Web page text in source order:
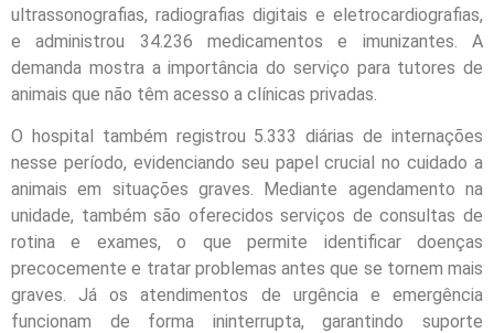
ultrassonografias, radiografias digitais e eletrocardiografias,
e administrou 34.236 medicamentos e imunizantes. A
demanda mostra a importância do serviço para tutores de
animais que não têm acesso a clínicas privadas.
O hospital também registrou 5.333 diárias de internações
nesse período, evidenciando seu papel crucial no cuidado a
animais em situações graves. Mediante agendamento na
unidade, também são oferecidos serviços de consultas de
rotina e exames, o que permite identificar doenças
precocemente e tratar problemas antes que se tornem mais
graves. Já os atendimentos de urgência e emergência
funcionam de forma ininterrupta, garantindo suporte